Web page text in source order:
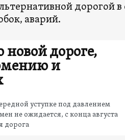
дорогой в
аварий.
новой дороге,
и
уступке под давлением
не ожидается, с конца августа
дорога